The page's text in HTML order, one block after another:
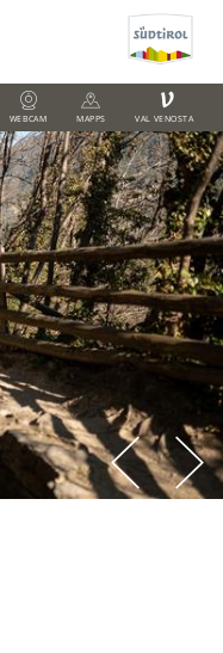
WEBCAM MAPPS
V
VAL VENOSTA